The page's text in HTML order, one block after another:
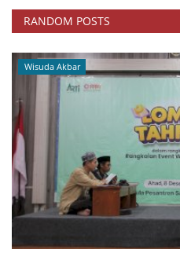
RANDOM POSTS
Wisuda Akbar